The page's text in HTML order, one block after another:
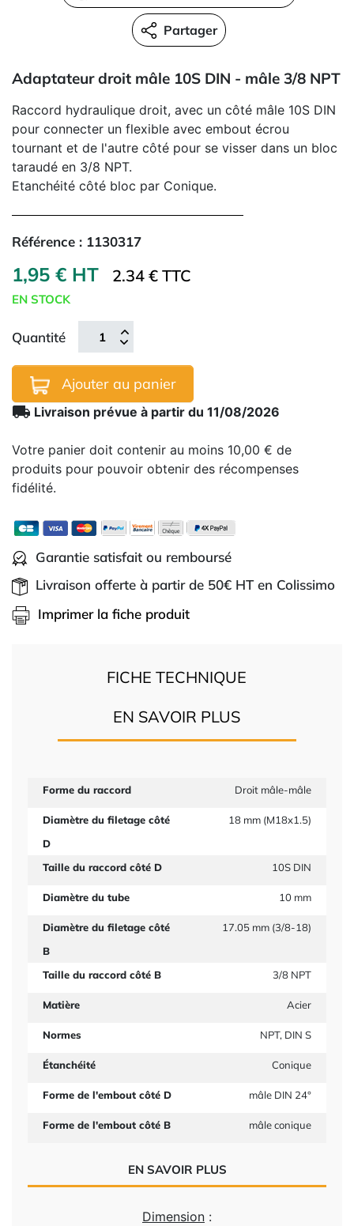
Partager
Adaptateur droit mâle 10S DIN - mâle 3/8 NPT
Raccord hydraulique droit, avec un côté mâle 10S DIN
pour connecter un flexible avec embout écrou
tournant et de l'autre côté pour se visser dans un bloc
taraudé en 3/8 NPT.
Etanchéité côté bloc par Conique.
Référence : 1130317
1,95 € HT 2.34 € TTC
EN STOCK
Quantité
Ajouter au panier
local_shipping Livraison prévue à partir du 11/08/2026
Votre panier doit contenir au moins 10,00 € de
produits pour pouvoir obtenir des récompenses
fidélité.
Garantie satisfait ou remboursé
Livraison offerte à partir de 50€ HT en Colissimo
Imprimer la fiche produit
FICHE TECHNIQUE
EN SAVOIR PLUS
Forme du raccord Droit mâle-mâle
Diamètre du filetage côté
D
18 mm (M18x1.5)
Taille du raccord côté D 10S DIN
Diamètre du tube 10 mm
Diamètre du filetage côté
B
17.05 mm (3/8-18)
Taille du raccord côté B 3/8 NPT
Matière Acier
Normes NPT, DIN S
Étanchéité Conique
Forme de l'embout côté D mâle DIN 24°
Forme de l'embout côté B mâle conique
EN SAVOIR PLUS
Dimension :